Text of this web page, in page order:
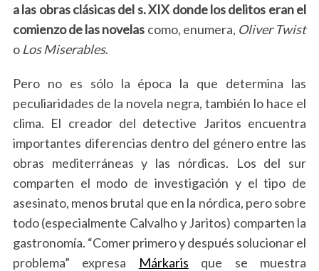
a las obras clásicas del s. XIX donde los delitos eran el
comienzo de las novelas como, enumera, Oliver Twist
o Los Miserables.
Pero no es sólo la época la que determina las
peculiaridades de la novela negra, también lo hace el
clima. El creador del detective Jaritos encuentra
importantes diferencias dentro del género entre las
obras mediterráneas y las nórdicas. Los del sur
comparten el modo de investigación y el tipo de
asesinato, menos brutal que en la nórdica, pero sobre
todo (especialmente Calvalho y Jaritos) comparten la
gastronomía. “Comer primero y después solucionar el
problema” expresa Márkaris que se muestra